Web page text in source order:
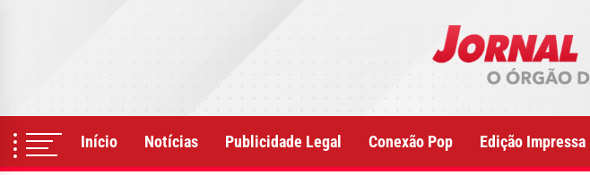
Início Notícias Publicidade Legal Conexão Pop Edição Impressa